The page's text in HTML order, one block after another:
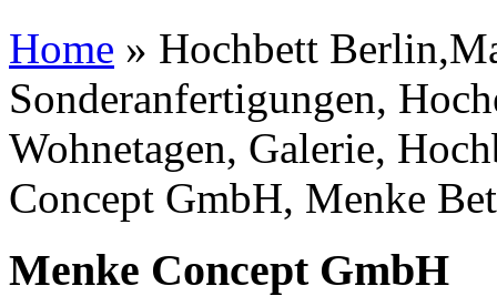
Home » Hochbett
Sonderanfertigungen,
Wohnetagen, Galerie,
Concept GmbH, Menke
Menke Concept GmbH